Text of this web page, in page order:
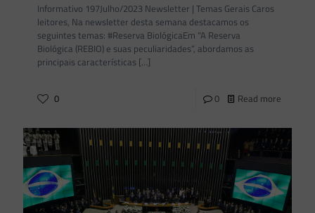
Informativo 197Julho/2023 Newsletter | Temas Gerais Caros
leitores, Na newsletter desta semana destacamos os
seguintes temas: #Reserva BiológicaEm “A Reserva
Biológica (REBIO) e suas peculiaridades”, abordamos as
principais características […]
0 0 Read more